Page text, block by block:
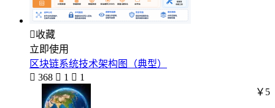
收藏
立即使用
区块链系统技术架构图（典型）
 368  1  1
￥5